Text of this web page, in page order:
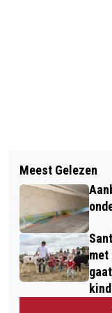
TWAALF
PODIUM
IN
WIE ZINGT
Meest Gelezen